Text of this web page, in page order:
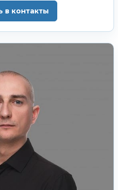
в контакты